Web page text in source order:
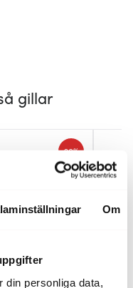
Om
din personliga data,
gillar
20%